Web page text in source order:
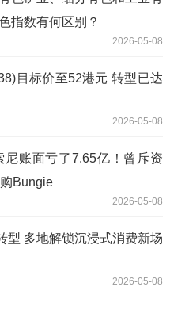
指数有何区别？
2026-05-08
目标价至52港元 转型已达
2026-05-08
尼账面亏了7.65亿！曾斥资
Bungie
2026-05-08
型 多地解锁沉浸式消费新场
2026-05-08